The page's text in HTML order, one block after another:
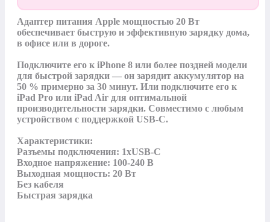
Адаптер питания Apple мощностью 20 Вт
обеспечивает быструю и эффективную зарядку дома,
в офисе или в дороге.
Подключите его к iPhone 8 или более поздней модели
для быстрой зарядки — он зарядит аккумулятор на
50 % примерно за 30 минут. Или подключите его к
iPad Pro или iPad Air для оптимальной
производительности зарядки. Совместимо с любым
устройством с поддержкой USB-C.
Характеристики:
Разъемы подключения: 1xUSB-C
Входное напряжение: 100-240 В
Выходная мощность: 20 Вт
Без кабеля
Быстрая зарядка